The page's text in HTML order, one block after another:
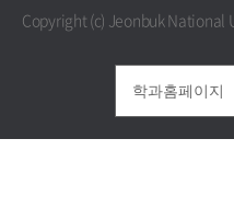
Copyright (c) Jeonbuk National